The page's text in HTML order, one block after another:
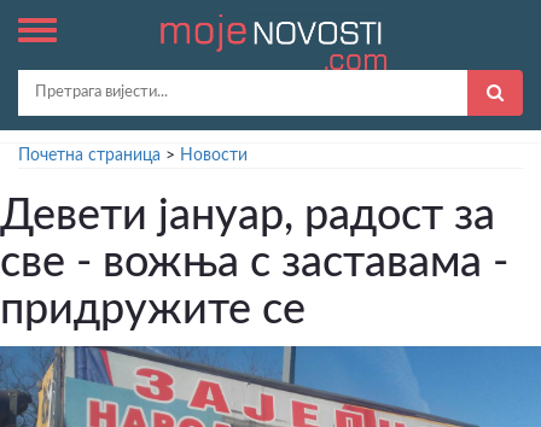
Почетна страница > Новости
Девети јануар, радост за
све - вожња с заставама -
придружите се